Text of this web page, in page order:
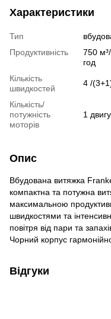
Характеристики
Тип
Продуктивність
750
год
Кількість
швидкостей
4 /
Кількість/
потужність
моторів
1
Опис
Вбудована витяжка
компактна та потужна
максимальною
швидкостями та
повітря від пари та
Чорний корпус
Відгуки